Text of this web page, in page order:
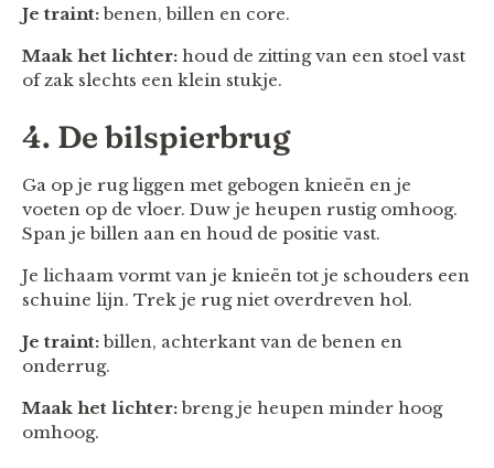
Je traint:benen, billen en core.
Maak het lichter: houd de zitting van een stoel vast
of zak slechts een klein stukje.
4. De bilspierbrug
Ga op je rug liggen met gebogen knieën en je
voeten op de vloer. Duw je heupen rustig omhoog.
Span je billen aan en houd de positie vast.
Je lichaam vormt van je knieën tot je schouders een
schuine lijn. Trek je rug niet overdreven hol.
Je traint:billen, achterkant van de benen en
onderrug.
Maak het lichter:breng je heupen minder hoog
omhoog.